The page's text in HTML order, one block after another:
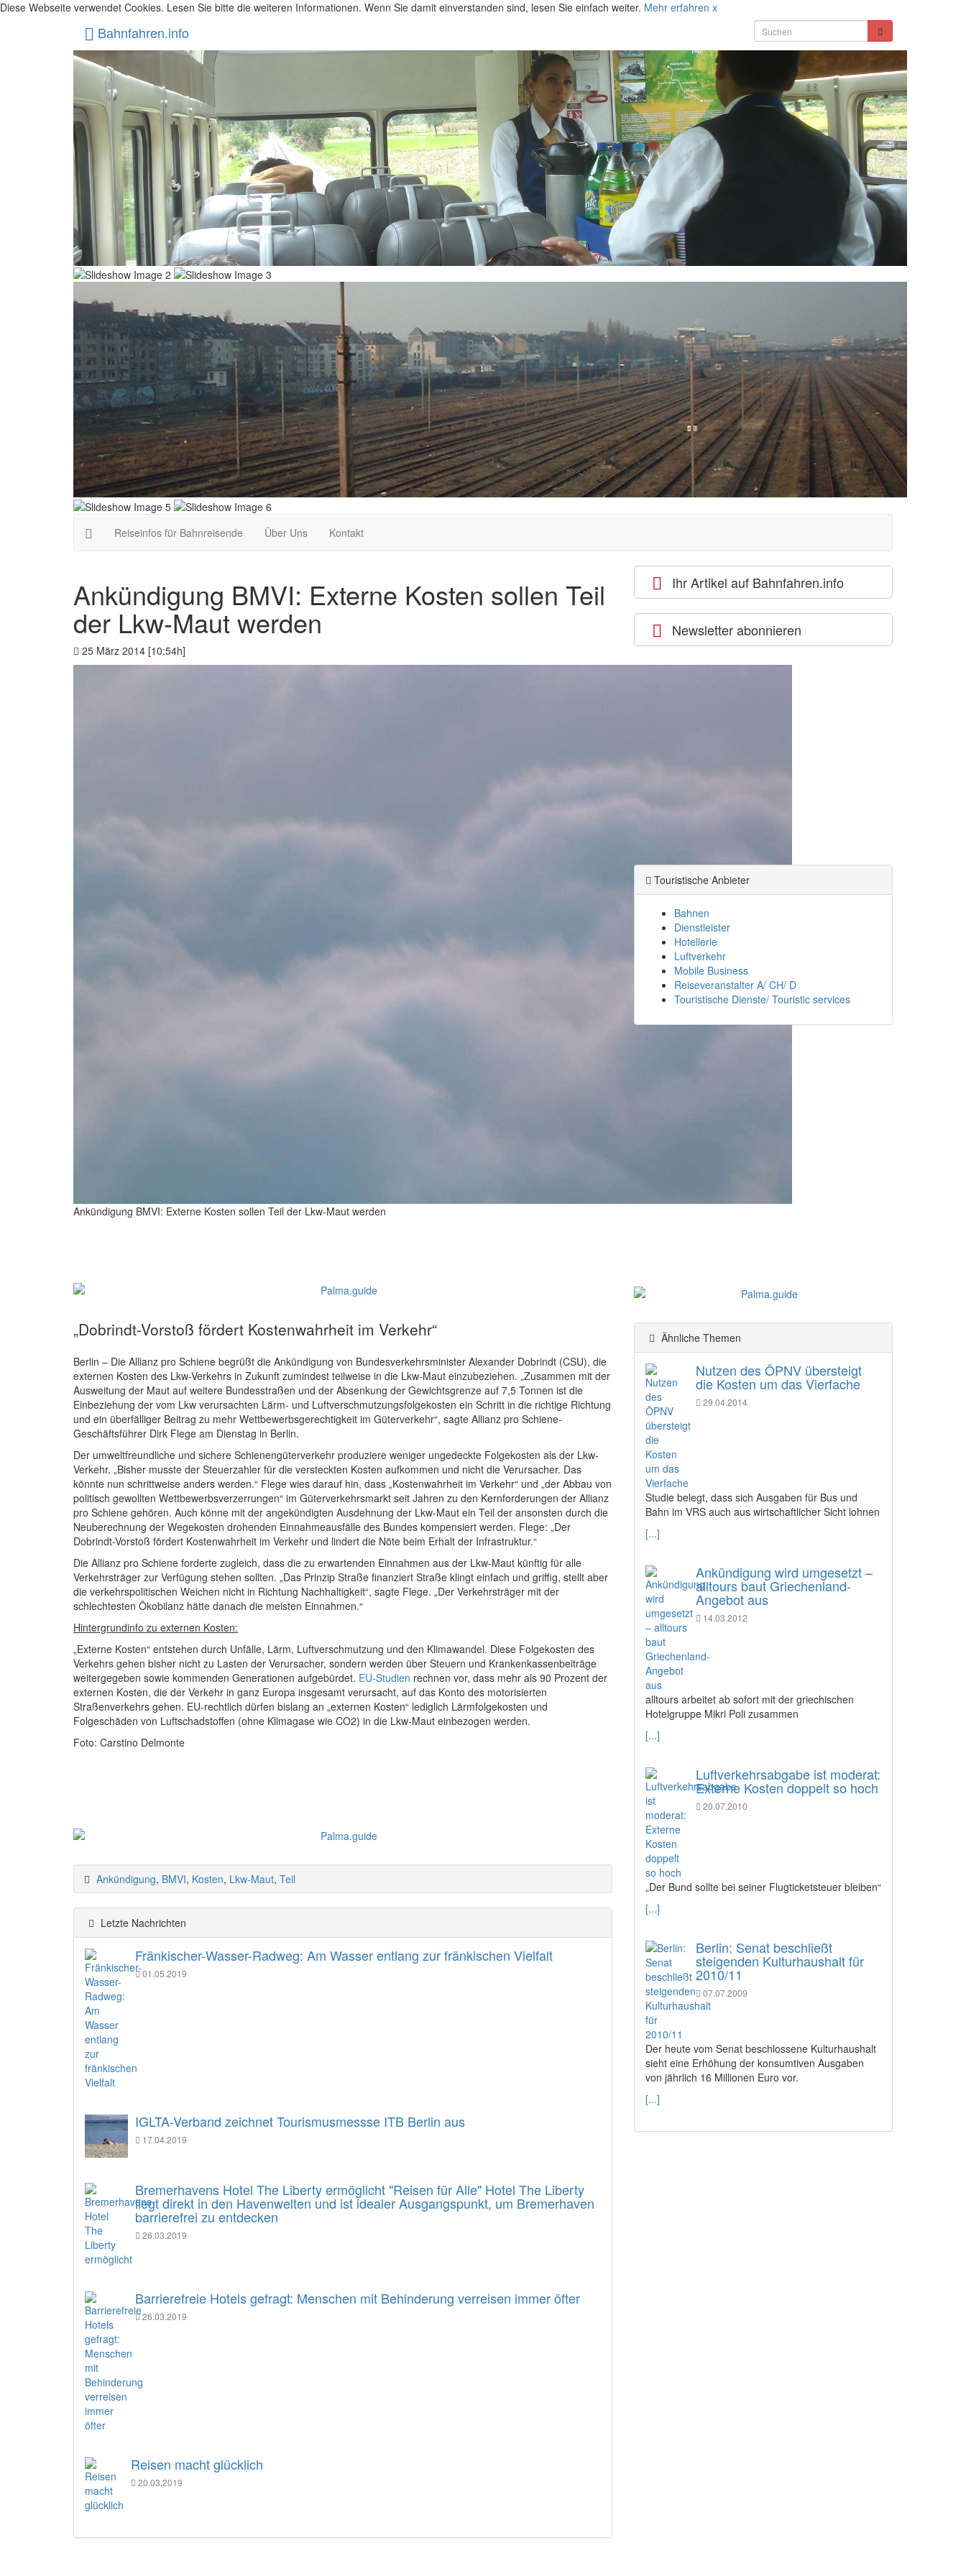
Diese Webseite verwendet Cookies. Lesen Sie bitte die weiteren Informationen. Wenn Sie damit einverstanden sind, lesen Sie einfach weiter. Mehr erfahren x
Bahnfahren.info
Reiseinfos für Bahnreisende Über Uns Kontakt
Ankündigung BMVI: Externe Kosten sollen Teil
der Lkw-Maut werden
25 März 2014 [10:54h]
Ankündigung BMVI: Externe Kosten sollen Teil der Lkw-Maut werden
„Dobrindt-Vorstoß fördert Kostenwahrheit im Verkehr“
Berlin – Die Allianz pro Schiene begrüßt die Ankündigung von Bundesverkehrsminister Alexander Dobrindt (CSU), die
externen Kosten des Lkw-Verkehrs in Zukunft zumindest teilweise in die Lkw-Maut einzubeziehen. „Zusammen mit der
Ausweitung der Maut auf weitere Bundesstraßen und der Absenkung der Gewichtsgrenze auf 7,5 Tonnen ist die
Einbeziehung der vom Lkw verursachten Lärm- und Luftverschmutzungsfolgekosten ein Schritt in die richtige Richtung
und ein überfälliger Beitrag zu mehr Wettbewerbsgerechtigkeit im Güterverkehr“, sagte Allianz pro Schiene-
Geschäftsführer Dirk Flege am Dienstag in Berlin.
Der umweltfreundliche und sichere Schienengüterverkehr produziere weniger ungedeckte Folgekosten als der Lkw-
Verkehr. „Bisher musste der Steuerzahler für die versteckten Kosten aufkommen und nicht die Verursacher. Das
könnte nun schrittweise anders werden.“ Flege wies darauf hin, dass „Kostenwahrheit im Verkehr“ und „der Abbau von
politisch gewollten Wettbewerbsverzerrungen“ im Güterverkehrsmarkt seit Jahren zu den Kernforderungen der Allianz
pro Schiene gehören. Auch könne mit der angekündigten Ausdehnung der Lkw-Maut ein Teil der ansonsten durch die
Neuberechnung der Wegekosten drohenden Einnahmeausfälle des Bundes kompensiert werden. Flege: „Der
Dobrindt-Vorstoß fördert Kostenwahrheit im Verkehr und lindert die Nöte beim Erhalt der Infrastruktur.“
Die Allianz pro Schiene forderte zugleich, dass die zu erwartenden Einnahmen aus der Lkw-Maut künftig für alle
Verkehrsträger zur Verfügung stehen sollten. „Das Prinzip Straße finanziert Straße klingt einfach und griffig, stellt aber
die verkehrspolitischen Weichen nicht in Richtung Nachhaltigkeit“, sagte Flege. „Der Verkehrsträger mit der
schlechtesten Ökobilanz hätte danach die meisten Einnahmen.“
Hintergrundinfo zu externen Kosten:
„Externe Kosten“ entstehen durch Unfälle, Lärm, Luftverschmutzung und den Klimawandel. Diese Folgekosten des
Verkehrs gehen bisher nicht zu Lasten der Verursacher, sondern werden über Steuern und Krankenkassenbeiträge
weitergegeben sowie kommenden Generationen aufgebürdet. EU-Studien rechnen vor, dass mehr als 90 Prozent der
externen Kosten, die der Verkehr in ganz Europa insgesamt verursacht, auf das Konto des motorisierten
Straßenverkehrs gehen. EU-rechtlich dürfen bislang an „externen Kosten“ lediglich Lärmfolgekosten und
Folgeschäden von Luftschadstoffen (ohne Klimagase wie CO2) in die Lkw-Maut einbezogen werden.
Foto: Carstino Delmonte
Ankündigung, BMVI, Kosten, Lkw-Maut, Teil
Letzte Nachrichten
Fränkischer-Wasser-Radweg: Am Wasser entlang zur fränkischen Vielfalt
01.05.2019
IGLTA-Verband zeichnet Tourismusmessse ITB Berlin aus
17.04.2019
Bremerhavens Hotel The Liberty ermöglicht "Reisen für Alle" Hotel The Liberty
liegt direkt in den Havenwelten und ist idealer Ausgangspunkt, um Bremerhaven
barrierefrei zu entdecken
26.03.2019
Barrierefreie Hotels gefragt: Menschen mit Behinderung verreisen immer öfter
26.03.2019
Reisen macht glücklich
20.03.2019
Ihr Artikel auf Bahnfahren.info
Newsletter abonnieren
Touristische Anbieter
Bahnen
Dienstleister
Hotellerie
Luftverkehr
Mobile Business
Reiseveranstalter A/ CH/ D
Touristische Dienste/ Touristic services
Ähnliche Themen
Nutzen des ÖPNV übersteigt
die Kosten um das Vierfache
29.04.2014
Studie belegt, dass sich Ausgaben für Bus und
Bahn im VRS auch aus wirtschaftlicher Sicht lohnen
[...]
Ankündigung wird umgesetzt –
alltours baut Griechenland-
Angebot aus
14.03.2012
alltours arbeitet ab sofort mit der griechischen
Hotelgruppe Mikri Poli zusammen
[...]
Luftverkehrsabgabe ist moderat:
Externe Kosten doppelt so hoch
20.07.2010
„Der Bund sollte bei seiner Flugticketsteuer bleiben“
[...]
Berlin: Senat beschließt
steigenden Kulturhaushalt für
2010/11
07.07.2009
Der heute vom Senat beschlossene Kulturhaushalt
sieht eine Erhöhung der konsumtiven Ausgaben
von jährlich 16 Millionen Euro vor.
[...]